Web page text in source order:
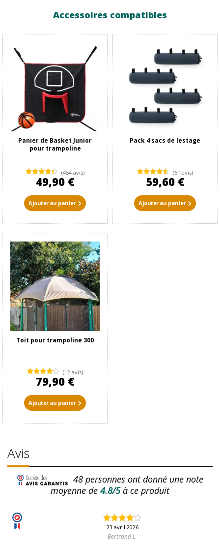
Accessoires compatibles
Panier de Basket Junior
pour trampoline
(454 avis)
49,90 €
Ajouter au panier
Pack 4 sacs de lestage
(61 avis)
59,60 €
Ajouter au panier
Toit pour trampoline 300
(12 avis)
79,90 €
Ajouter au panier
Avis
48personnes ont donné une note
moyenne de 4.8/5à ce produit
23 avril 2026
Bertrand L.